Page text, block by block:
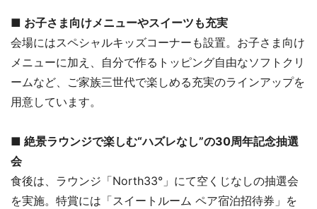
■ お子さま向けメニューやスイーツも充実
会場にはスペシャルキッズコーナーも設置。お子さま向け
メニューに加え、自分で作るトッピング自由なソフトクリ
ームなど、ご家族三世代で楽しめる充実のラインアップを
用意しています。
■ 絶景ラウンジで楽しむ“ハズレなし”の30周年記念抽選
会
食後は、ラウンジ「North33°」にて空くじなしの抽選会
を実施。特賞には「スイートルーム ペア宿泊招待券」を